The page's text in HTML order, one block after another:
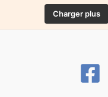
Charger plus